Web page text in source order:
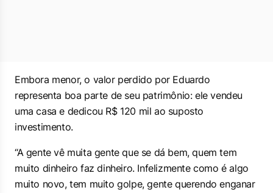
Embora menor, o valor perdido por Eduardo
representa boa parte de seu patrimônio: ele vendeu
uma casa e dedicou R$ 120 mil ao suposto
investimento.
“A gente vê muita gente que se dá bem, quem tem
muito dinheiro faz dinheiro. Infelizmente como é algo
muito novo, tem muito golpe, gente querendo enganar